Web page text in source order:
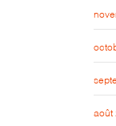
août